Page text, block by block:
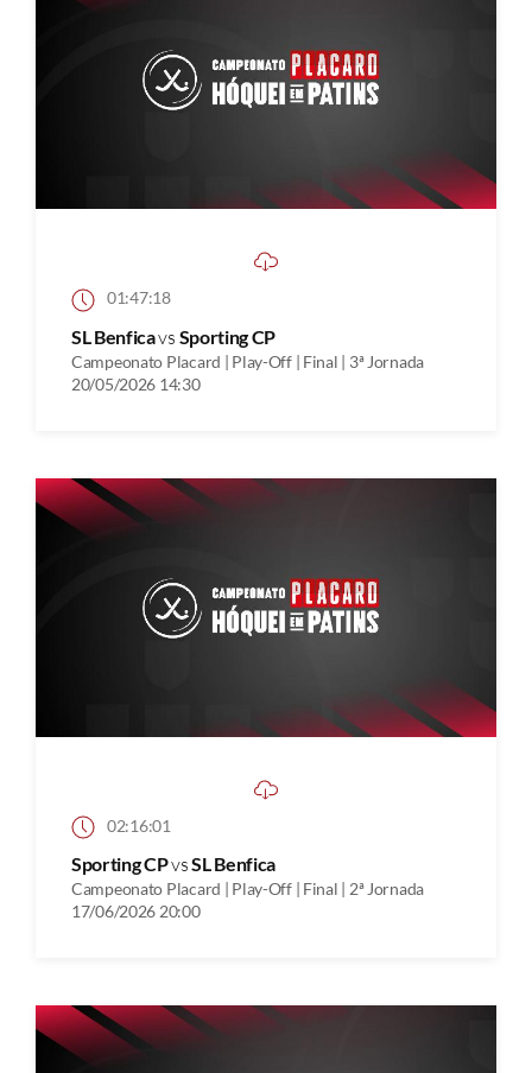
01:47:18
SL Benficavs Sporting CP
Campeonato Placard | Play-Off | Final | 3ª Jornada
20/05/2026 14:30
02:16:01
Sporting CPvsSL Benfica
Campeonato Placard | Play-Off | Final | 2ª Jornada
17/06/2026 20:00